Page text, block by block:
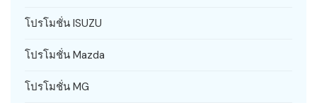
โปรโมชั่น ISUZU
โปรโมชั่น Mazda
โปรโมชั่น MG